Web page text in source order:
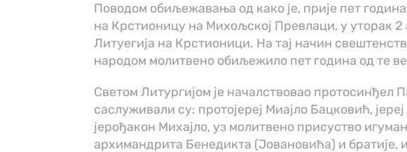
Поводом обиљежавања од како је, прије пет
на Крстионицу на Михољској Превлаци, у уторак
Литуегија на Крстионици. На тај начин
народом молитвено обиљежило пет година од те
Светом Литургијом је началствовао протосинђел
саслуживали су: протојереј Миајло Бацковић,
јерођакон Михајло, уз молитвено присуство
архимандрита Бенедикта (Јовановића) и братије,